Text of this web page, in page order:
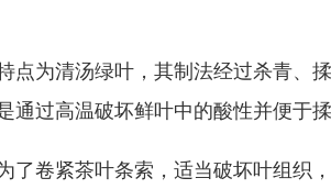
点为清汤绿叶，其制法经过杀青、
通过高温破坏鲜叶中的酸性并便于
了卷紧茶叶条索，适当破坏叶组织